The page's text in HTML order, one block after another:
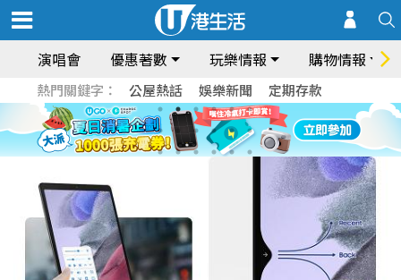
演唱會 優惠著數 玩樂情報 購物情報
熱門關鍵字： 公屋熱話 娛樂新聞 定期存款